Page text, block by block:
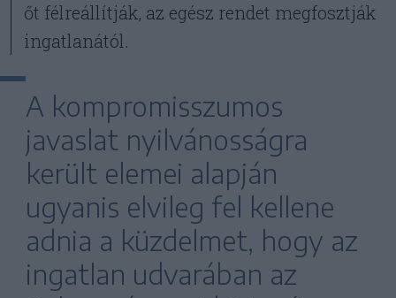
őt félreállítják, az egész rendet megfosztják
ingatlanától.
A kompromisszumos
javaslat nyilvánosságra
került elemei alapján
ugyanis elvileg fel kellene
adnia a küzdelmet, hogy az
ingatlan udvarában az